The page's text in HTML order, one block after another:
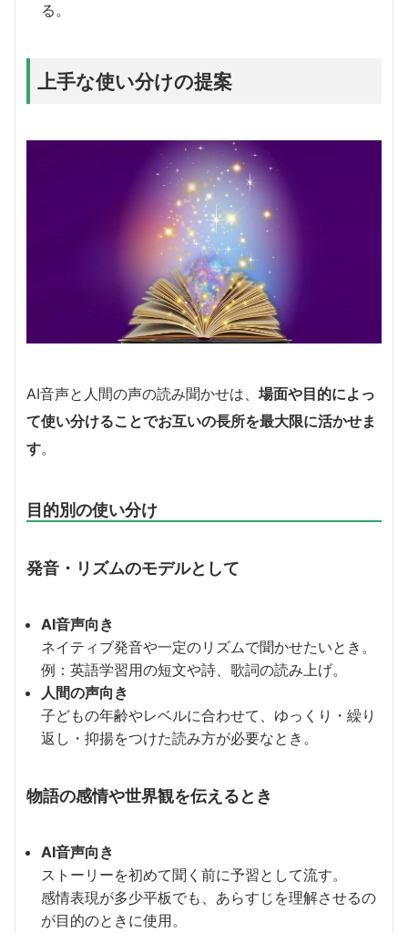
る。
上手な使い分けの提案
AI音声と人間の声の読み聞かせは、 場面や目的によっ
て使い分けることでお互いの長所を最大限に活かせま
す。
目的別の使い分け
発音・リズムのモデルとして
AI音声向き
ネイティブ発音や一定のリズムで聞かせたいとき。
例：英語学習用の短文や詩、歌詞の読み上げ。
人間の声向き
子どもの年齢やレベルに合わせて、ゆっくり・繰り
返し・抑揚をつけた読み方が必要なとき。
物語の感情や世界観を伝えるとき
AI音声向き
ストーリーを初めて聞く前に予習として流す。
感情表現が多少平板でも、あらすじを理解させるの
が目的のときに使用。